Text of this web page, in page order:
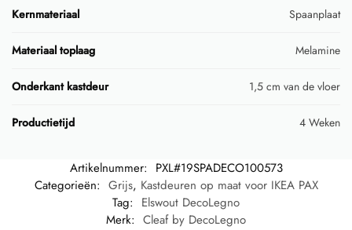
Kernmateriaal Spaanplaat
Materiaal toplaag Melamine
Onderkant kastdeur 1,5 cm van de vloer
Productietijd 4 Weken
Artikelnummer: PXL#19SPADECO100573
Categorieën: Grijs, Kastdeuren op maat voor IKEA PAX
Tag: Elswout DecoLegno
Merk: Cleaf by DecoLegno